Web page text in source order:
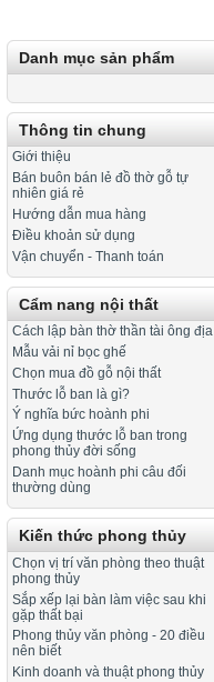
Danh mục sản phẩm
Thông tin chung
Giới thiệu
Bán buôn bán lẻ đồ thờ gỗ tự
nhiên giá rẻ
Hướng dẫn mua hàng
Điều khoản sử dụng
Vận chuyển - Thanh toán
Cẩm nang nội thất
Cách lập bàn thờ thần tài ông địa
Mẫu vải nỉ bọc ghế
Chọn mua đồ gỗ nội thất
Thước lỗ ban là gì?
Ý nghĩa bức hoành phi
Ứng dụng thước lỗ ban trong
phong thủy đời sống
Danh mục hoành phi câu đối
thường dùng
Kiến thức phong thủy
Chọn vị trí văn phòng theo thuật
phong thủy
Sắp xếp lại bàn làm việc sau khi
gặp thất bại
Phong thủy văn phòng - 20 điều
nên biết
Kinh doanh và thuật phong thủy